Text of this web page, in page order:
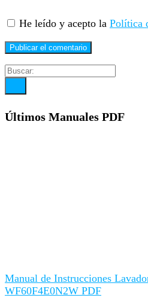
He leído y acepto la Política
Últimos Manuales PDF
Manual de Instrucciones
WF60F4E0N2W PDF